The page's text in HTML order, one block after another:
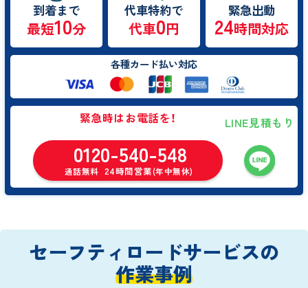
到着まで
最短10分
代車特約で
代車0円
緊急出動
24時間対応
各種カード払い対応
緊急時はお電話を！
0120-540-548
通話無料 24時間営業(年中無休)
LINE見積もり
セーフティロードサービスの
作業事例